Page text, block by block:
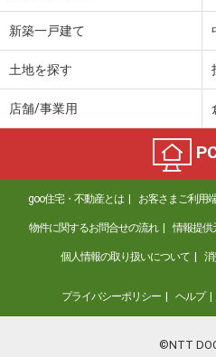
新築一戸建て
土地を探す
店舗/事業用
goo住宅・不動産とは お客さまご利用
物件に関するお問合せの流れ 情報提供
個人情報の取り扱いについて
プライバシーポリシー ヘルプ
©NTT